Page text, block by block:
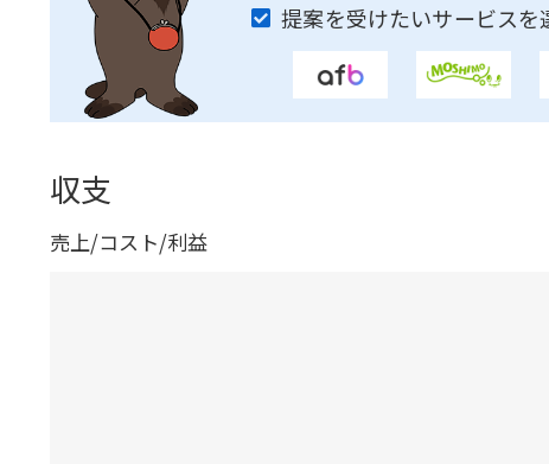
提案を受けたいサービスを
収支
売上/コスト/利益